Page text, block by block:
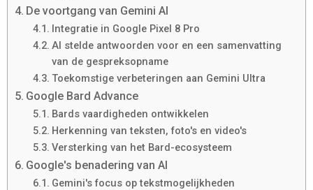
De voortgang van Gemini AI
Integratie in Google Pixel 8 Pro
AI stelde antwoorden voor en een samenvatting
van de gespreksopname
Toekomstige verbeteringen aan Gemini Ultra
Google Bard Advance
Bards vaardigheden ontwikkelen
Herkenning van teksten, foto's en video's
Versterking van het Bard-ecosysteem
Google's benadering van AI
Gemini's focus op tekstmogelijkheden